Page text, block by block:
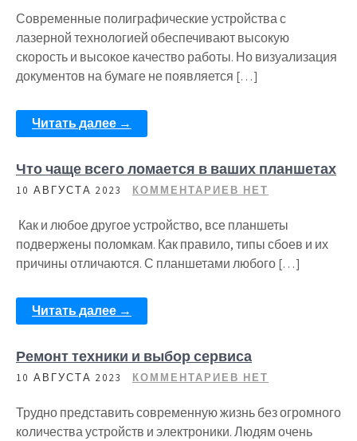
Современные полиграфические устройства с
лазерной технологией обеспечивают высокую
скорость и высокое качество работы. Но визуализация
документов на бумаге не появляется […]
Читать далее →
Что чаще всего ломается в ваших планшетах
10 АВГУСТА 2023 КОММЕНТАРИЕВ НЕТ
Как и любое другое устройство, все планшеты
подвержены поломкам. Как правило, типы сбоев и их
причины отличаются. С планшетами любого […]
Читать далее →
Ремонт техники и выбор сервиса
10 АВГУСТА 2023 КОММЕНТАРИЕВ НЕТ
Трудно представить современную жизнь без огромного
количества устройств и электроники. Людям очень